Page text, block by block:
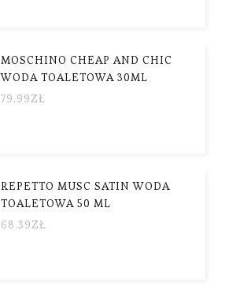
MOSCHINO CHEAP AND CHIC
WODA TOALETOWA 30ML
79.99ZŁ
REPETTO MUSC SATIN WODA
TOALETOWA 50 ML
68.39ZŁ